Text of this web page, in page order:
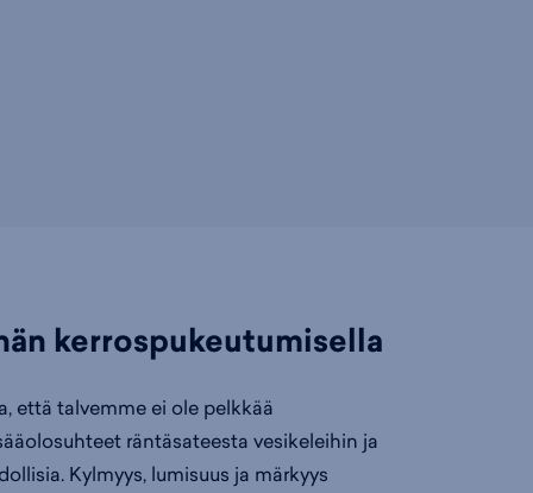
kerrospukeutumisella
että talvemme ei ole pelkkää
räntäsateesta vesikeleihin ja
Kylmyys, lumisuus ja märkyys